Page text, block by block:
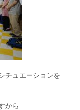
ュエーションを
から